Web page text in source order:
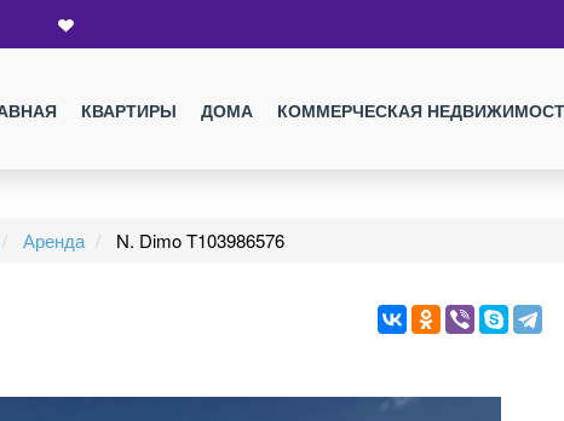
КВАРТИРЫ ДОМА КОММЕРЧЕСКАЯ
Аренда N. Dimo T103986576